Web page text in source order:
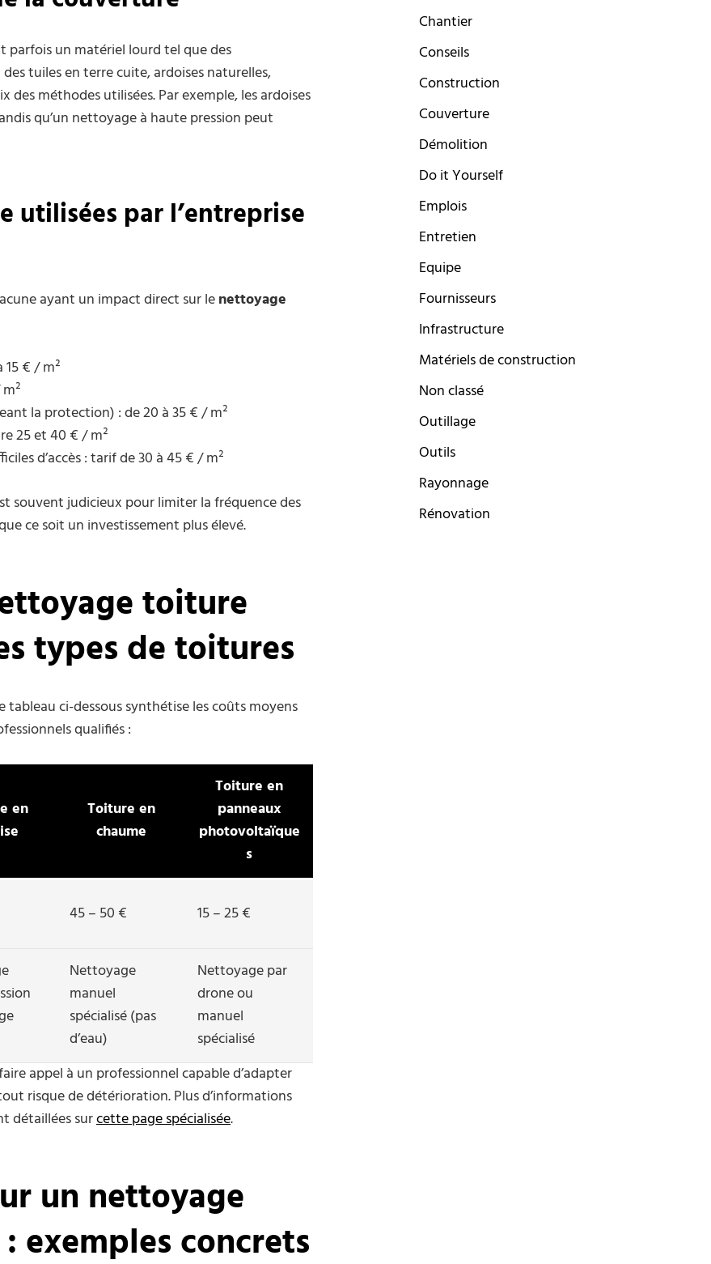
parfois un matériel lourd tel que des
tuiles en terre cuite, ardoises naturelles,
méthodes utilisées. Par exemple, les ardoises
qu’un nettoyage à haute pression peut
utilisées par l’entreprise
ayant un impact direct sur lenettoyage
€ / m²
la protection) : de 20 à 35 € / m²
25 et 40 € / m²
d’accès : tarif de 30 à 45 € / m²
judicieux pour limiter la fréquence des
ce soit un investissement plus élevé.
toiture
types de toitures
ci-dessous synthétise les coûts moyens
qualifiés :
en
Toiture en
chaume
Toiture en
panneaux
photovoltaïque
s
45 – 50 € 15 – 25 €
Nettoyage
manuel
spécialisé (pas
d’eau)
Nettoyage par
drone ou
manuel
spécialisé
appel à un professionnel capable d’adapter
risque de détérioration. Plus d’informations
détaillées surcette page spécialisée.
un nettoyage
exemples concrets
Chantier
Conseils
Construction
Couverture
Démolition
Do it Yourself
Emplois
Entretien
Equipe
Fournisseurs
Infrastructure
Matériels de construction
Non classé
Outillage
Outils
Rayonnage
Rénovation